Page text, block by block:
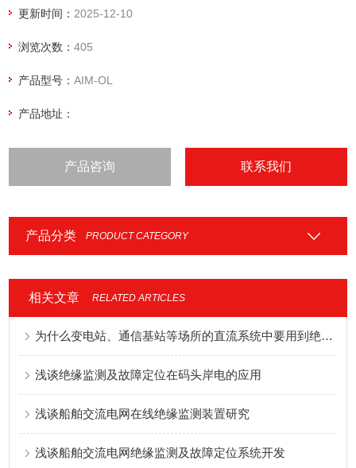
更新时间： 2025-12-10
浏览次数：405
产品型号：AIM-OL
产品地址：
产品咨询 联系我们
产品分类 PRODUCT CATEGORY
相关文章 RELATED ARTICLES
为什么变电站、通信基站等场所的直流系统中要用到绝缘监测类产品
浅谈绝缘监测及故障定位在码头岸电的应用
浅谈船舶交流电网在线绝缘监测装置研究
浅谈船舶交流电网绝缘监测及故障定位系统开发